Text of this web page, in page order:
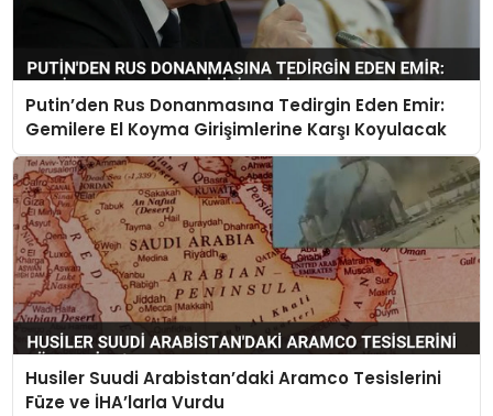
Putin’den Rus Donanmasına Tedirgin Eden Emir:
Gemilere El Koyma Girişimlerine Karşı Koyulacak
Husiler Suudi Arabistan’daki Aramco Tesislerini
Füze ve İHA’larla Vurdu